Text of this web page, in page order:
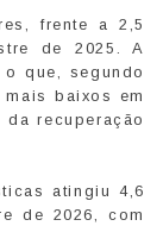
frente a 2,5
de 2025. A
o que, segundo
baixos em
recuperação
atingiu 4,6
de 2026, com